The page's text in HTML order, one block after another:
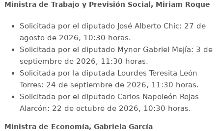
Ministra de Trabajo y Previsión Social, Miriam Roque
Solicitada por el diputado José Alberto Chic: 27 de
agosto de 2026, 10:30 horas.
Solicitada por el diputado Mynor Gabriel Mejía: 3 de
septiembre de 2026, 11:30 horas.
Solicitada por la diputada Lourdes Teresita León
Torres: 24 de septiembre de 2026, 11:30 horas.
Solicitada por el diputado Carlos Napoleón Rojas
Alarcón: 22 de octubre de 2026, 10:30 horas.
Ministra de Economía, Gabriela García